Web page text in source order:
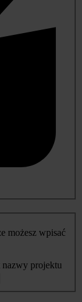
możesz wpisać
projektu